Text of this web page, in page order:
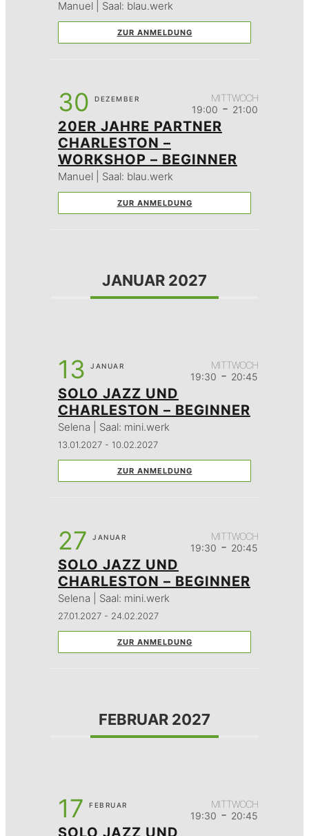
Manuel | Saal: blau.werk
ZUR ANMELDUNG
30 DEZEMBER
MITTWOCH
19:00 - 21:00
20ER JAHRE PARTNER
CHARLESTON –
WORKSHOP – BEGINNER
Manuel | Saal: blau.werk
ZUR ANMELDUNG
JANUAR 2027
13 JANUAR
MITTWOCH
19:30 - 20:45
SOLO JAZZ UND
CHARLESTON – BEGINNER
Selena | Saal: mini.werk
13.01.2027 - 10.02.2027
ZUR ANMELDUNG
27 JANUAR
MITTWOCH
19:30 - 20:45
SOLO JAZZ UND
CHARLESTON – BEGINNER
Selena | Saal: mini.werk
27.01.2027 - 24.02.2027
ZUR ANMELDUNG
FEBRUAR 2027
17 FEBRUAR
MITTWOCH
19:30 - 20:45
SOLO JAZZ UND